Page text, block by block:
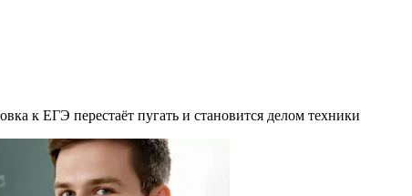
к ЕГЭ перестаёт пугать и становится делом техники